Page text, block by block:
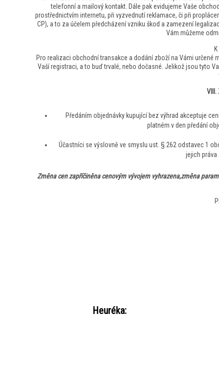
telefonní a mailový kontakt. Dále pak evidujeme Vaše
prostřednictvím internetu, při vyzvednutí reklamace, či při
CP), a to za účelem předcházení vzniku škod a zamezení
Vám můžeme
Pro realizaci obchodní transakce a dodání zboží na Vámi
Vaší registraci, a to buď trvalé, nebo dočasné. Jelikož jsou tyto
VIII.
Předáním objednávky kupující bez výhrad akceptuje
platném v den předání
Účastníci se výslovně ve smyslu ust. § 262 odstavec 1
jejich práva
Změna cen zapříčiněna cenovým vývojem vyhrazena,změna
Heuréka: